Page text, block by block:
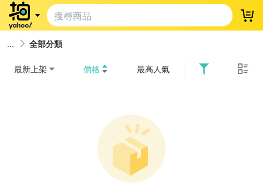
登
全部分類
最新上架 價格 最高人氣